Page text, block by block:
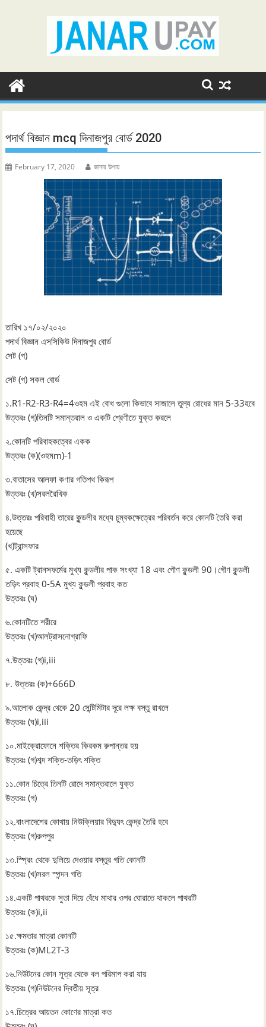
পদার্থ বিজ্ঞান mcq দিনাজপুর বোর্ড 2020
February 17, 2020 জানার উপায়
তারিখ ১৭/০২/২০২০
পদার্থ বিজ্ঞান এসসিকিউ দিনাজপুর বোর্ড
সেট (গ)
সেট (গ) সকল বোর্ড
১.R1-R2-R3-R4=4ওহম এই বোধ গুলো কিভাবে সাজালে তুল্য রোধের মান 5-33হবে
উত্তরঃ (গ)তিনটি সমান্তরাল ও একটি শ্রেণীতে যুক্ত করলে
২.কোনটি পরিবাহকত্বের একক
উত্তরঃ (ক)(ওহমm)-1
৩.বাতাসের আলফা কণার গতিপথ কিরূপ
উত্তরঃ (খ)সরলরৈখিক
৪.উত্তরঃ পরিবাহী তারের কুন্ডলীর মধ্যে চুম্বকক্ষেত্রের পরিবর্তন করে কোনটি তৈরি করা
হয়েছে
(খ)ট্রান্সফার
৫. একটি ট্রানসফর্মের মুখ্য কুন্ডলীর পাক সংখ্যা 18 এবং গৌণ কুন্ডলী 90।গৌণ কুন্ডলী
তড়িৎ প্রবাহ 0-5A মুখ্য কুন্ডলী প্রবাহ কত
উত্তরঃ (ঘ)
৬.কোনটিতে শরীরে
উত্তরঃ (খ)আলট্রাসনোগ্রাফি
৭.উত্তরঃ (গ)i,iii
৮. উত্তরঃ (ক)+666D
৯.আলোক কেন্দ্র থেকে 20 সেন্টিমিটার দূরে লক্ষ বস্তু রাখলে
উত্তরঃ (ঘ)i,iii
১০.মাইক্রোফোনে শক্তির কিরকম রুপান্তর হয়
উত্তরঃ (গ)শব্দ শক্তি-তড়িৎ শক্তি
১১.কোন চিত্রে তিনটি রোদে সমান্তরালে যুক্ত
উত্তরঃ (গ)
১২.বাংলাদেশের কোথায় নিউক্লিয়ার বিদ্যুৎ কেন্দ্র তৈরি হবে
উত্তরঃ (গ)রুপপুর
১৩.স্প্রিং থেকে দুলিয়ে দেওয়ার বস্তুর গতি কোনটি
উত্তরঃ (খ)সরল স্পন্দন গতি
১৪.একটি পাথরকে সুতা দিয়ে বেঁধে মাথার ওপর ঘোরাতে থাকলে পাথরটি
উত্তরঃ (ক)i,ii
১৫.ক্ষমতার মাত্রা কোনটি
উত্তরঃ (ক)ML2T-3
১৬.নিউটনের কোন সূত্র থেকে বল পরিমাপ করা যায়
উত্তরঃ (গ)নিউটনের দ্বিতীয় সূত্র
১৭.চিত্রের আয়তন কোণের মাত্রা কত